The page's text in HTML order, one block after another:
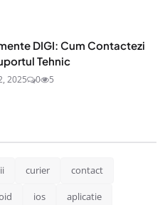
DIGI: Cum Contactezi
Tehnic
2025 0 5
curier contact
ios aplicatie